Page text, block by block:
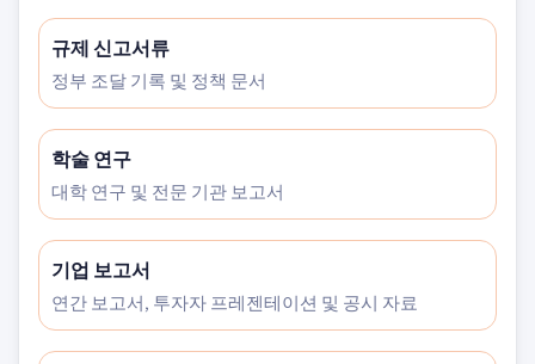
규제 신고서류
정부 조달 기록 및 정책 문서
학술 연구
대학 연구 및 전문 기관 보고서
기업 보고서
연간 보고서, 투자자 프레젠테이션 및 공시 자료